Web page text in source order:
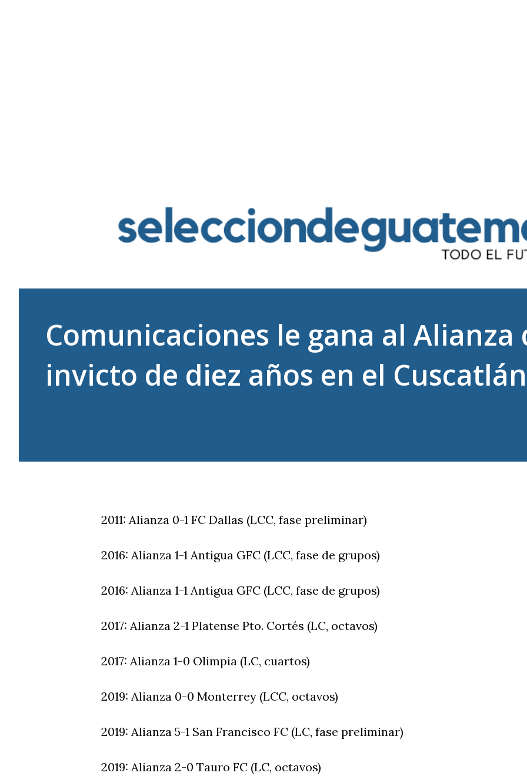
Comunicaciones le gana al
invicto de diez años en el Cuscatlán
2011: Alianza 0-1 FC Dallas (LCC, fase preliminar)
2016: Alianza 1-1 Antigua GFC (LCC, fase de grupos)
2016: Alianza 1-1 Antigua GFC (LCC, fase de grupos)
2017: Alianza 2-1 Platense Pto. Cortés (LC, octavos)
2017: Alianza 1-0 Olimpia (LC, cuartos)
2019: Alianza 0-0 Monterrey (LCC, octavos)
2019: Alianza 5-1 San Francisco FC (LC, fase preliminar)
2019: Alianza 2-0 Tauro FC (LC, octavos)